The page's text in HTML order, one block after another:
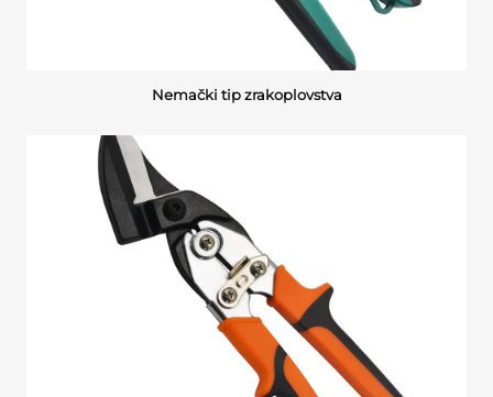
Nemački tip zrakoplovstva